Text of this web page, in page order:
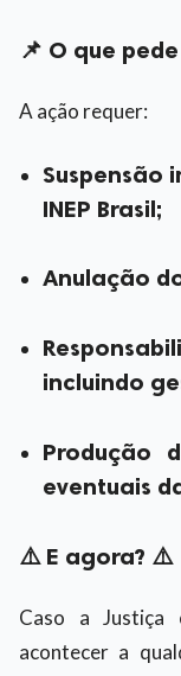
📌 O que
A ação requer:
Suspensão
INEP Brasil;
Anulação
incluindo
Produção
eventuais
⚠️ E agora? ⚠️
Caso a
acontecer a